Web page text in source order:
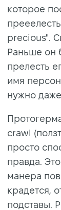
которое
precious".
Раньше он
прелесть
имя
нужно даже
crawl
просто
правда.
манера
крадется,
подставы.